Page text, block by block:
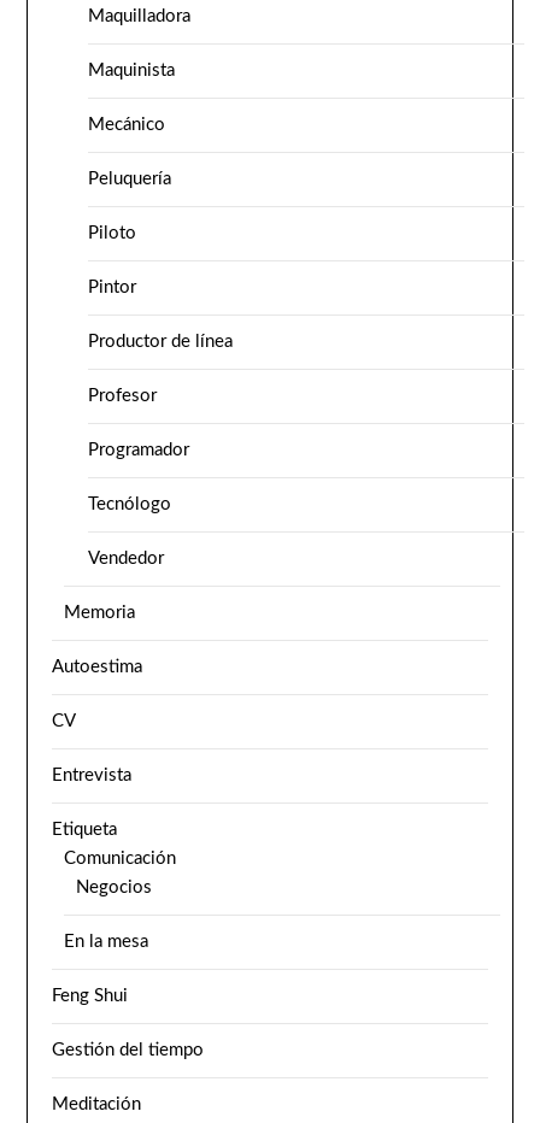
Maquilladora
Maquinista
Mecánico
Peluquería
Piloto
Pintor
Productor de línea
Profesor
Programador
Tecnólogo
Vendedor
Memoria
Autoestima
CV
Entrevista
Etiqueta
Comunicación
Negocios
En la mesa
Feng Shui
Gestión del tiempo
Meditación